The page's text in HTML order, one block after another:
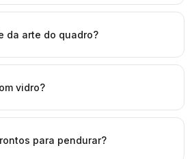
da arte do quadro?
vidro?
para pendurar?